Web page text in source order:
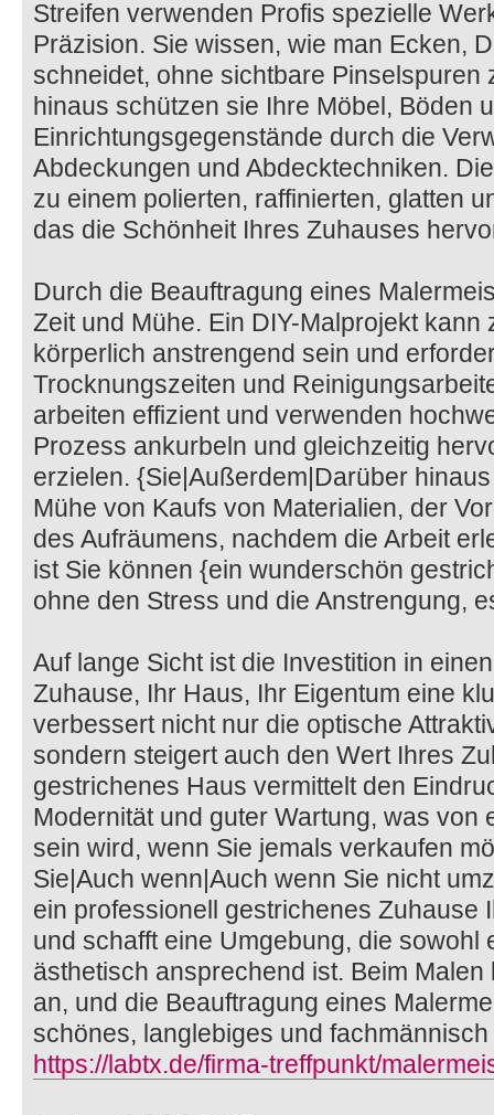
Streifen verwenden Profis spezielle
Präzision. Sie wissen, wie man Ecken,
schneidet, ohne sichtbare Pinselspuren
hinaus schützen sie Ihre Möbel, Böden
Einrichtungsgegenstände durch die
Abdeckungen und Abdecktechniken.
zu einem polierten, raffinierten, glatten
das die Schönheit Ihres Zuhauses
Durch die Beauftragung eines
Zeit und Mühe. Ein DIY-Malprojekt kann
körperlich anstrengend sein und
Trocknungszeiten und
arbeiten effizient und verwenden
Prozess ankurbeln und gleichzeitig
erzielen. {Sie|Außerdem|Darüber
Mühe von Kaufs von Materialien, der
des Aufräumens, nachdem die Arbeit
ist Sie können {ein wunderschön
ohne den Stress und die Anstrengung,
Auf lange Sicht ist die Investition in
Zuhause, Ihr Haus, Ihr Eigentum eine
verbessert nicht nur die optische
sondern steigert auch den Wert Ihres
gestrichenes Haus vermittelt den
Modernität und guter Wartung, was von
sein wird, wenn Sie jemals verkaufen
Sie|Auch wenn|Auch wenn Sie nicht
ein professionell gestrichenes Zuhause
und schafft eine Umgebung, die sowohl
ästhetisch ansprechend ist. Beim
an, und die Beauftragung eines
schönes, langlebiges und
https://labtx.de/firma-treffpunkt/